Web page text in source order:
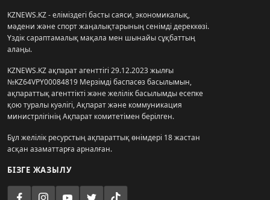
KZNEWS.KZ - еліміздегі басты саяси, экономикалық,
мәдени және спорт жаңалықтарының сенімді дереккөзі.
Үздік сараптамалық мақала мен шынайы сұқбаттың
алаңы.
KZNEWS.KZ ақпарат агенттігі 29.12.2023 жылғы
№KZ64VPY00084819 Мерзімді баспасөз басылымын,
ақпараттық агенттікті және желілік басылымды есепке
қою туралы куәлігі, Ақпарат және коммуникация
министрлігінің Ақпарат комитетімен берілген.
Бұл желілік ресурстың ақпараттық өнімдері 18 жастан
асқан азаматтарға арналған.
БІЗГЕ ЖАЗЫЛУ